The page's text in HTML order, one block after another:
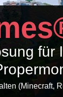
für
(Minecraft,